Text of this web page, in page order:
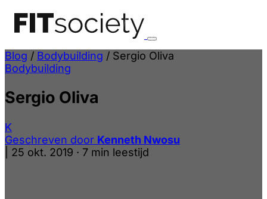
Blog / Bodybuilding / Sergio Oliva
Bodybuilding
Sergio Oliva
K
Geschreven door Kenneth Nwosu
25 okt. 2019 · 7 min leestijd